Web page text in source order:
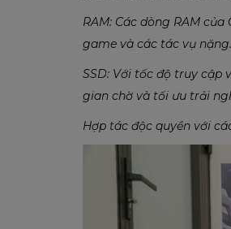
RAM: Các dòng RAM
game và các tác vụ nặng.
SSD: Với tốc độ truy cập
gian chờ và tối ưu trải
Hợp tác độc quyền với